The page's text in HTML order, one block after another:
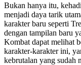
Bukan hanya itu,
menjadi daya tarik
karakter baru seperti
dengan tampilan baru
Kombat dapat melihat
karakter-karakter ini,
kebrutalan yang sudah